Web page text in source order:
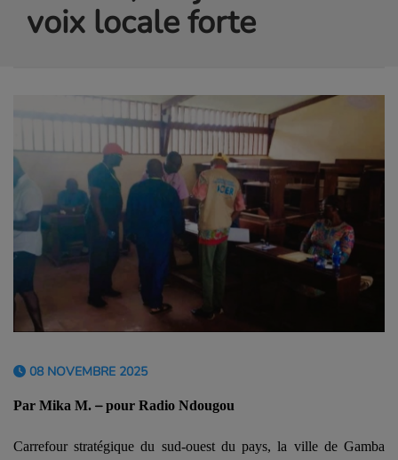
voix locale forte
08 NOVEMBRE 2025
Par Mika M. –pour Radio Ndougou
Carrefour stratégique du sud-ouest du pays, la ville de Gamba